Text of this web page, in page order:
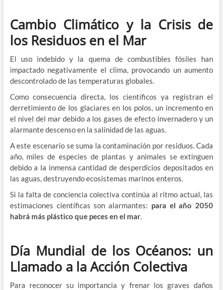
Cambio Climático y la Crisis de
los Residuos en el Mar
El uso indebido y la quema de combustibles fósiles han
impactado negativamente el clima, provocando un aumento
descontrolado de las temperaturas globales.
Como consecuencia directa, los científicos ya registran el
derretimiento de los glaciares en los polos, un incremento en
el nivel del mar debido a los gases de efecto invernadero y un
alarmante descenso en la salinidad de las aguas.
A este escenario se suma la contaminación por residuos. Cada
año, miles de especies de plantas y animales se extinguen
debido a la inmensa cantidad de desperdicios depositados en
las aguas, destruyendo ecosistemas marinos enteros.
Si la falta de conciencia colectiva continúa al ritmo actual, las
estimaciones científicas son alarmantes: para el año 2050
habrá más plástico que peces en el mar.
Día Mundial de los Océanos: un
Llamado a la Acción Colectiva
Para reconocer su importancia y frenar los graves daños